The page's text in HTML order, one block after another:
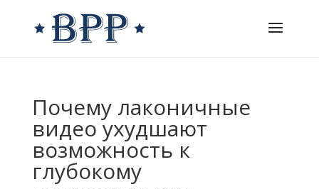
Почему лаконичные
видео ухудшают
возможность к
глубокому